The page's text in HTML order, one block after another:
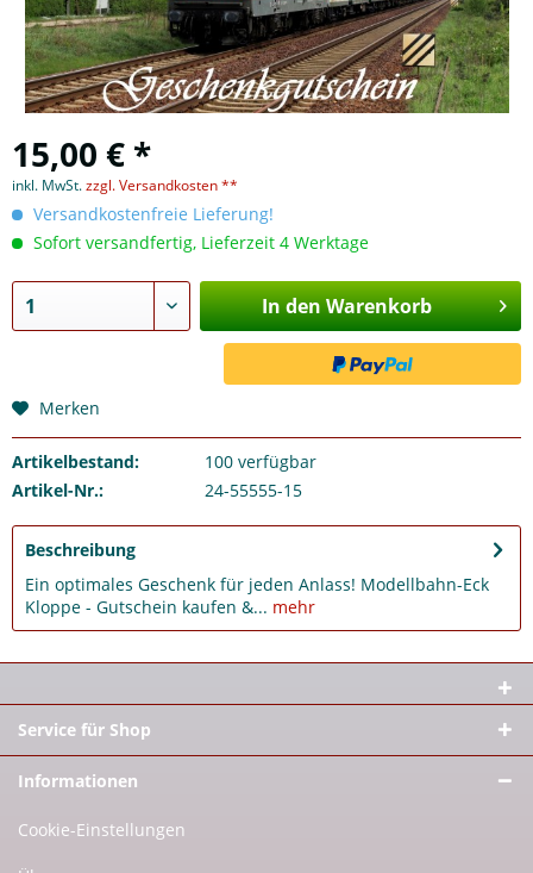
15,00 € *
inkl. MwSt.zzgl. Versandkosten **
Versandkostenfreie Lieferung!
Sofort versandfertig, Lieferzeit 4 Werktage
In den Warenkorb
Merken
Artikelbestand: 100verfügbar
Artikel-Nr.:
24-55555-15
Beschreibung
Ein optimales Geschenk für jeden Anlass! Modellbahn-Eck
Kloppe - Gutschein kaufen &... mehr
Service für Shop
Informationen
Cookie-Einstellungen